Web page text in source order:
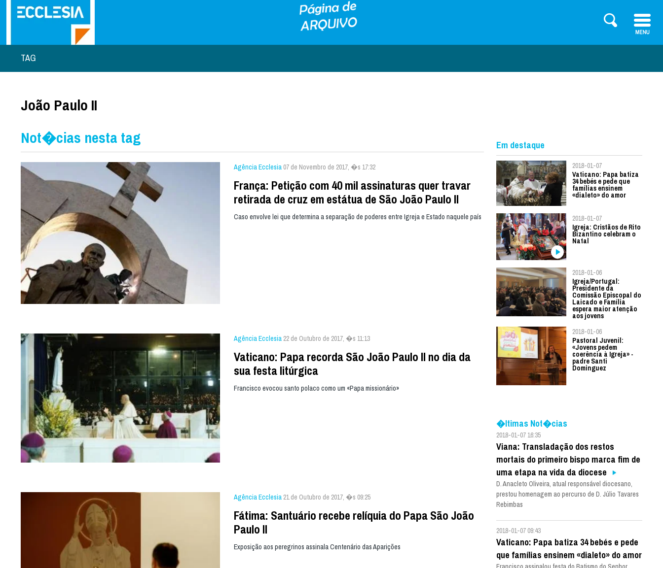
TAG
João Paulo II
Not�cias nesta tag
Agência Ecclesia 07 de Novembro de 2017, �s 17:32
França: Petição com 40 mil assinaturas quer travar
retirada de cruz em estátua de São João Paulo II
Caso envolve lei que determina a separação de poderes entre Igreja e Estado naquele país
Agência Ecclesia 22 de Outubro de 2017, �s 11:13
Vaticano: Papa recorda São João Paulo II no dia da
sua festa litúrgica
Francisco evocou santo polaco como um «Papa missionário»
Agência Ecclesia 21 de Outubro de 2017, �s 09:25
Fátima: Santuário recebe relíquia do Papa São João
Paulo II
Exposição aos peregrinos assinala Centenário das Aparições
Em destaque
2018-01-07
Vaticano: Papa batiza
34 bebés e pede que
famílias ensinem
«dialeto» do amor
2018-01-07
Igreja: Cristãos de Rito
Bizantino celebram o
Natal
2018-01-06
Igreja/Portugal:
Presidente da
Comissão Episcopal do
Laicado e Família
espera maior atenção
aos jovens
2018-01-06
Pastoral Juvenil:
«Jovens pedem
coerência à Igreja» -
padre Santi
Dominguez
�ltimas Not�cias
2018-01-07 16:35
Viana: Transladação dos restos
mortais do primeiro bispo marca fim de
uma etapa na vida da diocese
D. Anacleto Oliveira, atual responsável diocesano,
prestou homenagem ao percurso de D. Júlio Tavares
Rebimbas
2018-01-07 09:43
Vaticano: Papa batiza 34 bebés e pede
que famílias ensinem «dialeto» do amor